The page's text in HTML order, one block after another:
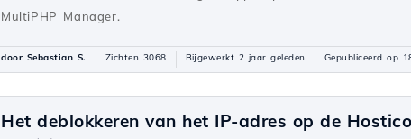
MultiPHP Manager.
door Sebastian S. Zichten 3068 Bijgewerkt 2 jaar geleden Gepubliceerd op
Het deblokkeren van het IP-adres op de